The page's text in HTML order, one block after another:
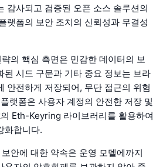
감사되고 검증된 오픈 소스 솔루션의
랫폼의 보안 조치의 신뢰성과 무결성
의 핵심 측면은 민감한 데이터의 보
된 시드 구문과 기타 중요 정보는 브라
안전하게 저장되어, 무단 접근의 위험
랫폼은 사용자 계정의 안전한 저장 및
Eth-Keyring 라이브러리를 활용하여
화합니다.
안에 대한 약속은 운영 모델에까지